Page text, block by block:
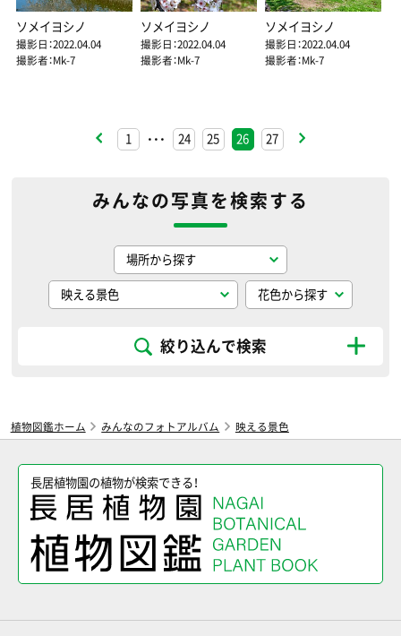
ソメイヨシノ
撮影日：2022.04.04
撮影者：Mk-7
ソメイヨシノ
撮影日：2022.04.04
撮影者：Mk-7
ソメイヨシノ
撮影日：2022.04.04
撮影者：Mk-7
1 ・・・ 24 25 26 27
みんなの写真を検索する
絞り込んで検索
植物図鑑ホーム みんなのフォトアルバム 映える景色
長居植物園の植物が検索できる！